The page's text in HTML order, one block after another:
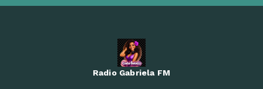
Radio Gabriela FM